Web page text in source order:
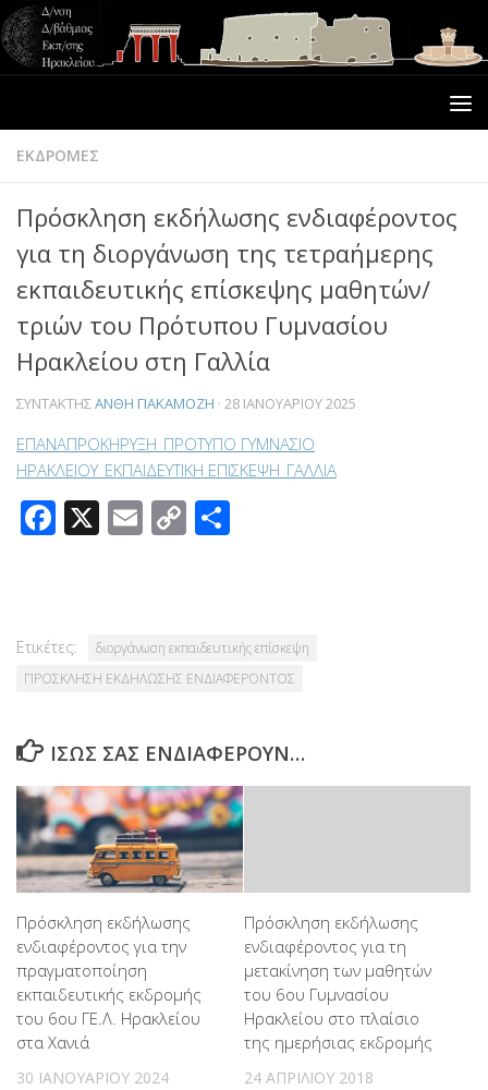
ΕΚΔΡΟΜΕΣ
Πρόσκληση εκδήλωσης ενδιαφέροντος
για τη διοργάνωση της τετραήμερης
εκπαιδευτικής επίσκεψης μαθητών/
τριών του Πρότυπου Γυμνασίου
Ηρακλείου στη Γαλλία
ΣΥΝΤΆΚΤΗΣΑΝΘΗ ΓΙΑΚΑΜΟΖΗ · 28 ΙΑΝΟΥΑΡΊΟΥ 2025
ΕΠΑΝΑΠΡΟΚΗΡΥΞΗ_ΠΡΟΤΥΠΟ ΓΥΜΝΑΣΙΟ
ΗΡΑΚΛΕΙΟΥ_ΕΚΠΑΙΔΕΥΤΙΚΗ ΕΠΙΣΚΕΨΗ_ΓΑΛΛΙΑ
Facebook
X Email
Copy
Ετικέτες:
διοργάνωση εκπαιδευτικής επίσκεψη
ΠΡΟΣΚΛΗΣΗ ΕΚΔΗΛΩΣΗΣ ΕΝΔΙΑΦΕΡΟΝΤΟΣ
ΊΣΩΣ ΣΑΣ ΕΝΔΙΑΦΈΡΟΥΝ…
Πρόσκληση εκδήλωσης
ενδιαφέροντος για την
πραγματοποίηση
εκπαιδευτικής εκδρομής
του 6ου ΓΕ.Λ. Ηρακλείου
στα Χανιά
30 ΙΑΝΟΥΑΡΊΟΥ 2024
Πρόσκληση εκδήλωσης
ενδιαφέροντος για τη
μετακίνηση των μαθητών
του 6ου Γυμνασίου
Ηρακλείου στο πλαίσιο
της ημερήσιας εκδρομής
24 ΑΠΡΙΛΊΟΥ 2018